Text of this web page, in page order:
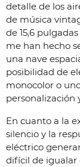
detalle de los
de música
de 15,6
me han hecho
una nave
posibilidad de
monocolor o
personalización
En cuanto a la
silencio y la
eléctrico
difícil de igualar